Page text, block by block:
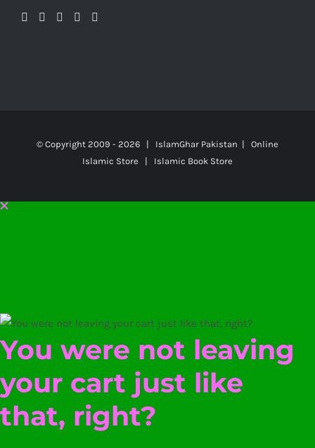
© Copyright 2009 - 2026 | IslamGhar Pakistan | Online
Islamic Store | Islamic Book Store
You were not leaving
your cart just like
that, right?